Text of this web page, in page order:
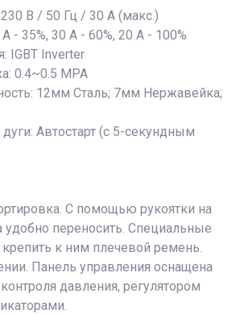
В / 50 Гц / 30 A (макс.)
- 35%, 30 A - 60%, 20 A - 100%
IGBT Inverter
0.4~0.5 MPA
12мм Сталь; 7мм Нержавейка;
Автостарт (с 5-секундным
С помощью рукоятки на
переносить. Специальные
к ним плечевой ремень.
Панель управления оснащена
давления, регулятором